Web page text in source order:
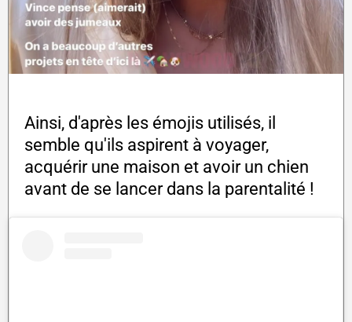
Ainsi, d'après les émojis utilisés, il
semble qu'ils aspirent à voyager,
acquérir une maison et avoir un chien
avant de se lancer dans la parentalité !